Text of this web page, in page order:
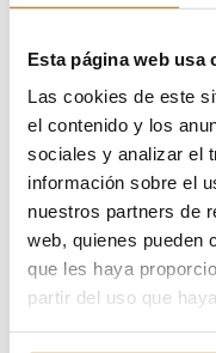
Esta página web usa
Las cookies de este
el contenido y los
sociales y analizar el
información sobre el
nuestros partners de
web, quienes pueden
que les haya
partir del uso que
Ubicación: Plaza
4. Feria
Comunidad de
Si buscas artesanía
Artesaníaen el
Desde joyería hasta
de 155 artesanos